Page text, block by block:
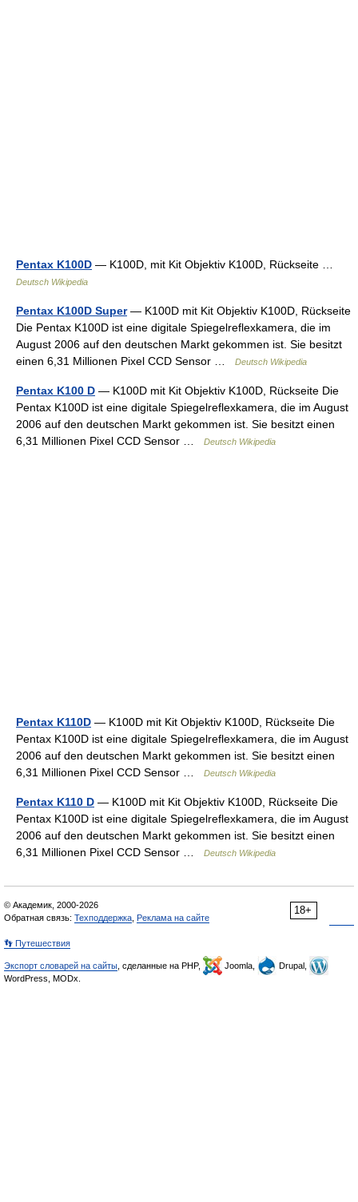
Pentax K100D — K100D, mit Kit Objektiv K100D, Rückseite …
Deutsch Wikipedia
Pentax K100D Super— K100D mit Kit Objektiv K100D, Rückseite
Die Pentax K100D ist eine digitale Spiegelreflexkamera, die im
August 2006 auf den deutschen Markt gekommen ist. Sie besitzt
einen 6,31 Millionen Pixel CCD Sensor …
Deutsch Wikipedia
Pentax K100 D — K100D mit Kit Objektiv K100D, Rückseite Die
Pentax K100D ist eine digitale Spiegelreflexkamera, die im August
2006 auf den deutschen Markt gekommen ist. Sie besitzt einen
6,31 Millionen Pixel CCD Sensor …
Deutsch Wikipedia
Pentax K110D — K100D mit Kit Objektiv K100D, Rückseite Die
Pentax K100D ist eine digitale Spiegelreflexkamera, die im August
2006 auf den deutschen Markt gekommen ist. Sie besitzt einen
6,31 Millionen Pixel CCD Sensor …
Deutsch Wikipedia
Pentax K110 D — K100D mit Kit Objektiv K100D, Rückseite Die
Pentax K100D ist eine digitale Spiegelreflexkamera, die im August
2006 auf den deutschen Markt gekommen ist. Sie besitzt einen
6,31 Millionen Pixel CCD Sensor …
Deutsch Wikipedia
18+
© Академик, 2000-2026
Обратная связь: Техподдержка Реклама на сайте
👣 Путешествия
Экспорт словарей на сайты , сделанные на PHP, Joomla,
Drupal,
WordPress, MODx.